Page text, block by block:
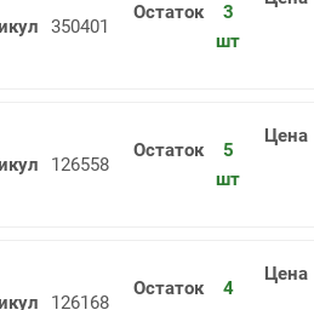
Тиски слесарные ТСЧ-200 НЧ пов.
350401
3
шт
Тиски слесарные ТСЧ-180 пов.
126558
5
шт
Тиски слесарные ТСЧ-160 пов.
126168
4